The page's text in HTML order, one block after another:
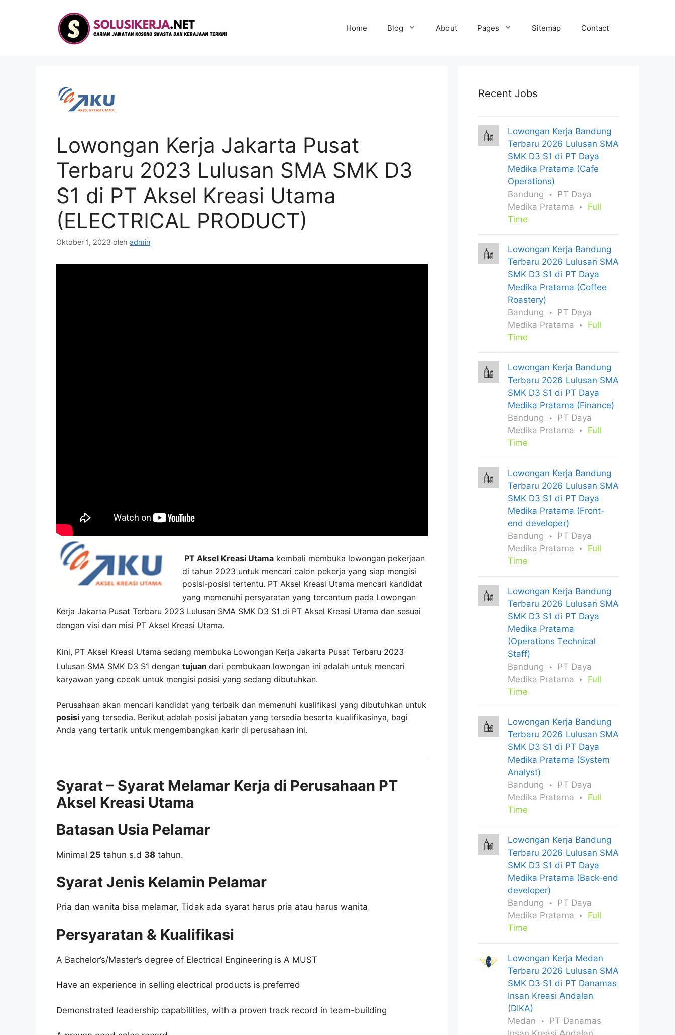
Home Blog About Pages Sitemap Contact
Lowongan Kerja Jakarta Pusat
Terbaru 2023 Lulusan SMA SMK D3
S1 di PT Aksel Kreasi Utama
(ELECTRICAL PRODUCT)
Oktober 1, 2023 oleh admin
PT Aksel Kreasi Utama kembali membuka lowongan pekerjaan
di tahun 2023 untuk mencari calon pekerja yang siap mengisi
posisi-posisi tertentu. PT Aksel Kreasi Utama mencari kandidat
yang memenuhi persyaratan yang tercantum pada Lowongan
Kerja Jakarta Pusat Terbaru 2023 Lulusan SMA SMK D3 S1 di PT Aksel Kreasi Utama dan sesuai
dengan visi dan misi PT Aksel Kreasi Utama.
Kini, PT Aksel Kreasi Utama sedang membuka Lowongan Kerja Jakarta Pusat Terbaru 2023
Lulusan SMA SMK D3 S1 dengan tujuan dari pembukaan lowongan ini adalah untuk mencari
karyawan yang cocok untuk mengisi posisi yang sedang dibutuhkan.
Perusahaan akan mencari kandidat yang terbaik dan memenuhi kualifikasi yang dibutuhkan untuk
posisi yang tersedia. Berikut adalah posisi jabatan yang tersedia beserta kualifikasinya, bagi
Anda yang tertarik untuk mengembangkan karir di perusahaan ini.
Syarat – Syarat Melamar Kerja di Perusahaan PT
Aksel Kreasi Utama
Batasan Usia Pelamar
Minimal 25 tahun s.d 38 tahun.
Syarat Jenis Kelamin Pelamar
Pria dan wanita bisa melamar, Tidak ada syarat harus pria atau harus wanita
Persyaratan & Kualifikasi
A Bachelor’s/Master’s degree of Electrical Engineering is A MUST
Have an experience in selling electrical products is preferred
Demonstrated leadership capabilities, with a proven track record in team-building
Recent Jobs
Lowongan Kerja Bandung
Terbaru 2026 Lulusan SMA
SMK D3 S1 di PT Daya
Medika Pratama (Cafe
Operations)
Bandung
PT Daya
Medika Pratama
Full
Time
Lowongan Kerja Bandung
Terbaru 2026 Lulusan SMA
SMK D3 S1 di PT Daya
Medika Pratama (Coffee
Roastery)
Bandung
PT Daya
Medika Pratama
Full
Time
Lowongan Kerja Bandung
Terbaru 2026 Lulusan SMA
SMK D3 S1 di PT Daya
Medika Pratama (Finance)
Bandung
PT Daya
Medika Pratama
Full
Time
Lowongan Kerja Bandung
Terbaru 2026 Lulusan SMA
SMK D3 S1 di PT Daya
Medika Pratama (Front-
end developer)
Bandung
PT Daya
Medika Pratama
Full
Time
Lowongan Kerja Bandung
Terbaru 2026 Lulusan SMA
SMK D3 S1 di PT Daya
Medika Pratama
(Operations Technical
Staff)
Bandung
PT Daya
Medika Pratama
Full
Time
Lowongan Kerja Bandung
Terbaru 2026 Lulusan SMA
SMK D3 S1 di PT Daya
Medika Pratama (System
Analyst)
Bandung
PT Daya
Medika Pratama
Full
Time
Lowongan Kerja Bandung
Terbaru 2026 Lulusan SMA
SMK D3 S1 di PT Daya
Medika Pratama (Back-end
developer)
Bandung
PT Daya
Medika Pratama
Full
Time
Lowongan Kerja Medan
Terbaru 2026 Lulusan SMA
SMK D3 S1 di PT Danamas
Insan Kreasi Andalan
(DIKA)
Medan
PT Danamas